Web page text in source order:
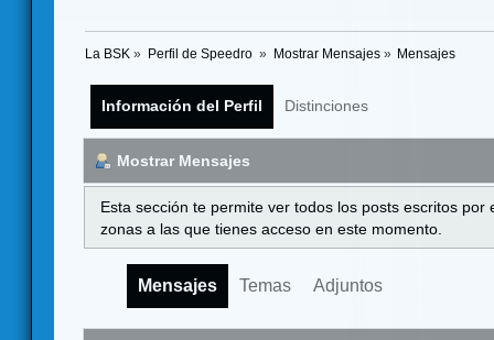
La BSK » Perfil de Speedro » Mostrar Mensajes» Mensajes
Información del Perfil Distinciones
Mostrar Mensajes
Esta sección te permite ver todos los posts escritos
zonas a las que tienes acceso en este momento.
Mensajes Temas Adjuntos